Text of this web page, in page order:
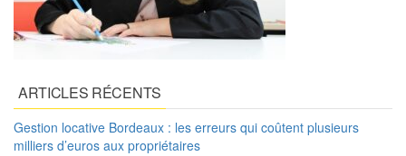
ARTICLES RÉCENTS
Gestion locative Bordeaux : les erreurs qui coûtent plusieurs
milliers d’euros aux propriétaires